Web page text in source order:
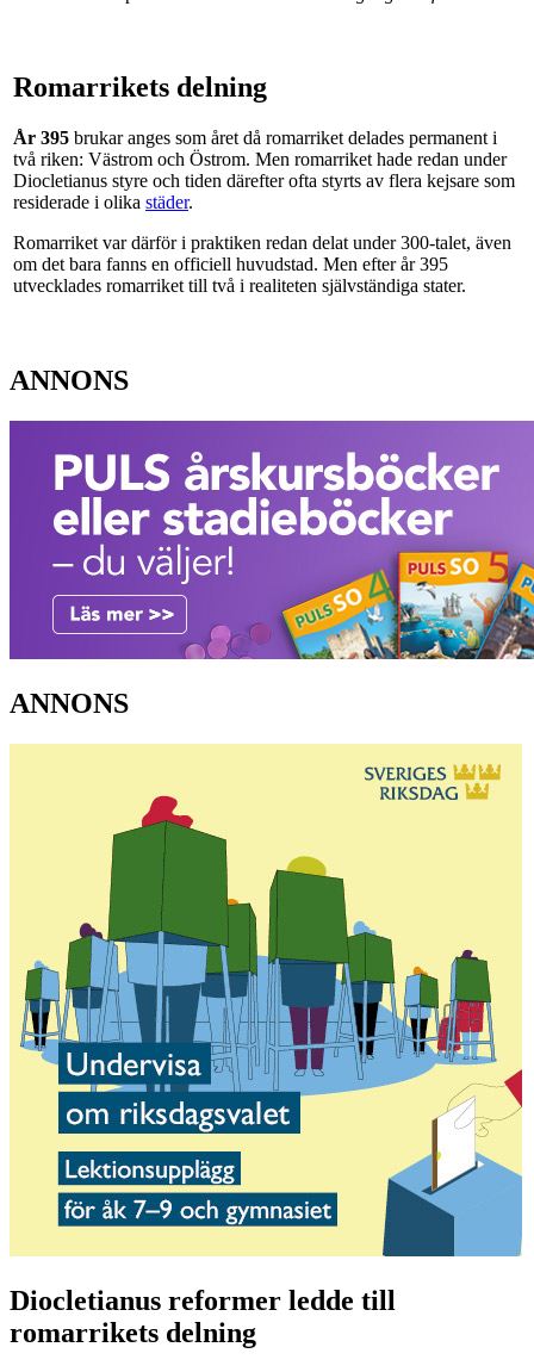
Romarrikets delning
År 395 brukar anges som året då romarriket delades permanent i
två riken: Västrom och Östrom. Men romarriket hade redan under
Diocletianus styre och tiden därefter ofta styrts av flera kejsare som
residerade i olika städer.
Romarriket var därför i praktiken redan delat under 300-talet, även
om det bara fanns en officiell huvudstad. Men efter år 395
utvecklades romarriket till två i realiteten självständiga stater.
ANNONS
ANNONS
Diocletianus reformer ledde till
romarrikets delning